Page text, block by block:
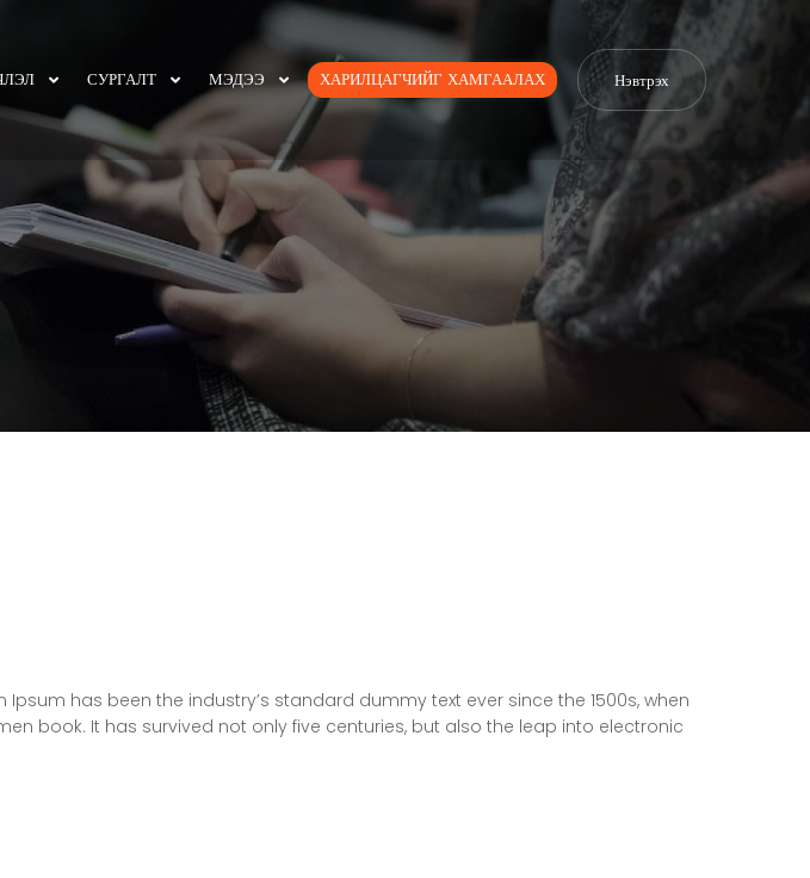
СУРГАЛТ МЭДЭЭ ХАРИЛЦАГЧИЙГ ХАМГААЛАХ Нэвтрэх
has been the industry’s standard dummy text ever since the 1500s, when
book. It has survived not only five centuries, but also the leap into electronic